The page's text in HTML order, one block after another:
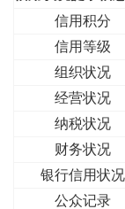
信用积分
信用等级
组织状况
经营状况
纳税状况
财务状况
银行信用状况
公众记录